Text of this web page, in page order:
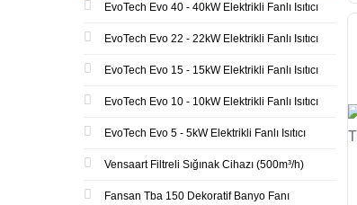
EvoTech Evo 40 - 40kW Elektrikli Fanlı Isıtıcı
EvoTech Evo 22 - 22kW Elektrikli Fanlı Isıtıcı
EvoTech Evo 15 - 15kW Elektrikli Fanlı Isıtıcı
EvoTech Evo 10 - 10kW Elektrikli Fanlı Isıtıcı
EvoTech Evo 5 - 5kW Elektrikli Fanlı Isıtıcı
Vensaart Filtreli Sığınak Cihazı (500m³/h)
Fansan Tba 150 Dekoratif Banyo Fanı